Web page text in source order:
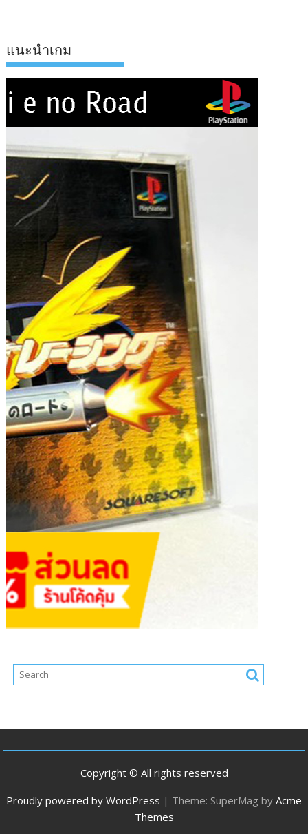
แนะนำเกม
Copyright © All rights reserved
Proudly powered by WordPress | Theme: SuperMag by Acme
Themes